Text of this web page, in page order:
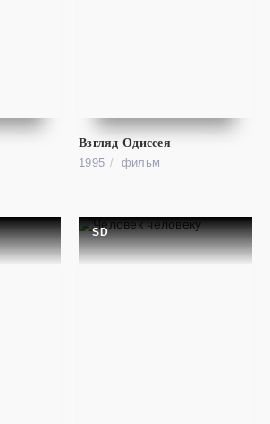
Взгляд Одиссея
1995
фильм
SD